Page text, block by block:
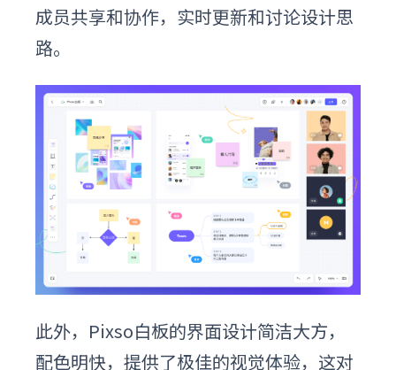
成员共享和协作，实时更新和讨论设计思
路。
此外，Pixso白板的界面设计简洁大方，
配色明快，提供了极佳的视觉体验，这对